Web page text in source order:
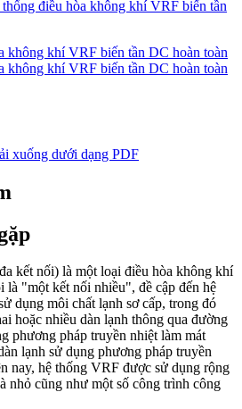
xuống dưới dạng PDF
kết nối) là một loại điều hòa không khí
là "một kết nối nhiều", đề cập đến hệ
dụng môi chất lạnh sơ cấp, trong đó
hoặc nhiều dàn lạnh thông qua đường
phương pháp truyền nhiệt làm mát
lạnh sử dụng phương pháp truyền
nay, hệ thống VRF được sử dụng rộng
nhỏ cũng như một số công trình công